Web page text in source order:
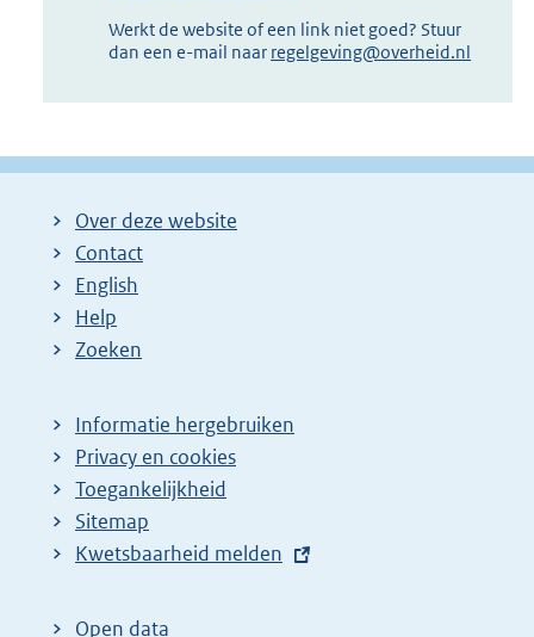
Werkt de website of een link niet goed? Stuur
dan een e-mail naar regelgeving@overheid.nl
Over deze website
Contact
English
Help
Zoeken
Informatie hergebruiken
Privacy en cookies
Toegankelijkheid
Sitemap
E
t
Kwetsbaarheid melden
Open data